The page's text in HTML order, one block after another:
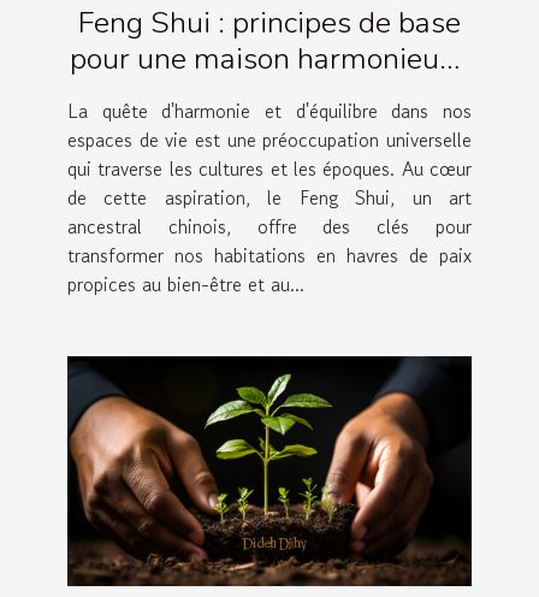
Feng Shui : principes de base
pour une maison harmonieuse
et équilibrée
La quête d'harmonie et d'équilibre dans nos
espaces de vie est une préoccupation universelle
qui traverse les cultures et les époques. Au cœur
de cette aspiration, le Feng Shui, un art
ancestral chinois, offre des clés pour
transformer nos habitations en havres de paix
propices au bien-être et au...